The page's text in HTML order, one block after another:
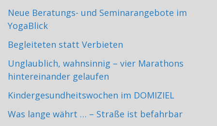
Neue Beratungs- und Seminarangebote im
YogaBlick
Begleiteten statt Verbieten
Unglaublich, wahnsinnig – vier Marathons
hintereinander gelaufen
Kindergesundheitswochen im DOMIZIEL
Was lange währt … – Straße ist befahrbar